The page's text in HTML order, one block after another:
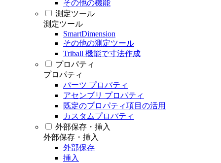
その他の機能
測定ツール
測定ツール
SmartDimension
その他の測定ツール
Triball 機能で寸法作成
プロパティ
プロパティ
パーツ プロパティ
アセンブリ プロパティ
既定のプロパティ項目の活用
カスタムプロパティ
外部保存・挿入
外部保存・挿入
外部保存
挿入